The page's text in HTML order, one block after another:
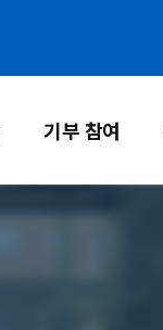
기부 참여